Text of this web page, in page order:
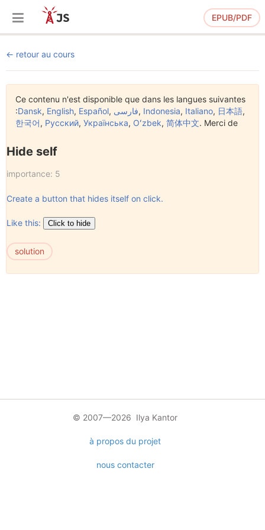
EPUB/PDF
retour au cours
Ce contenu n'est disponible que dans les langues suivantes
:Dansk, English, Español, فارسی, Indonesia, Italiano, 日本語,
한국어, Русский, Українська, Oʻzbek, 简体中文. Merci de
Hide self
importance: 5
Create a button that hides itself on click.
Like this:
solution
© 2007—2026 Ilya Kantor
à propos du projet
nous contacter